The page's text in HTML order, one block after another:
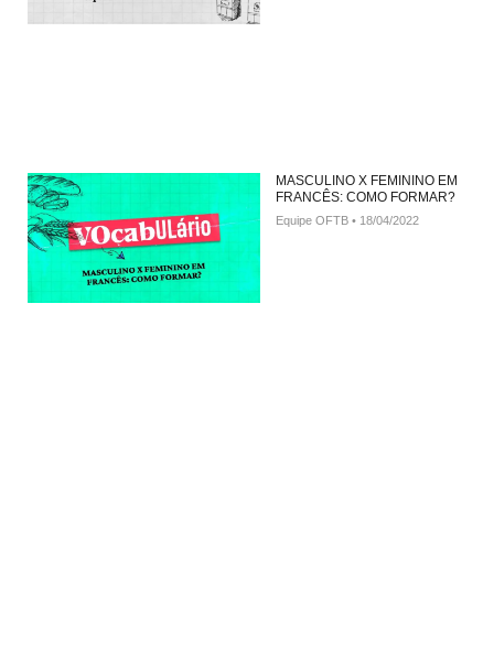
MASCULINO X FEMININO EM
FRANCÊS: COMO FORMAR?
Equipe OFTB 18/04/2022